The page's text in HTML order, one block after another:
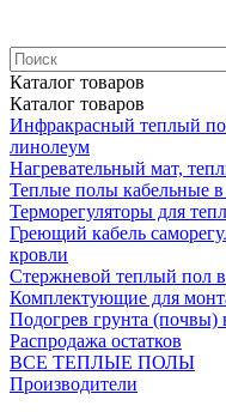
Каталог товаров
Каталог товаров
Инфракрасный теплый
линолеум
Нагревательный мат,
Теплые полы кабельные
Терморегуляторы для
Греющий кабель
кровли
Cтержневой теплый пол
Комплектующие для
Подогрев грунта (почвы)
Распродажа остатков
ВСЕ ТЕПЛЫЕ ПОЛЫ
Производители